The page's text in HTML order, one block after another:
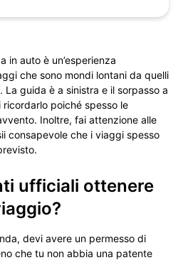
in auto è un’esperienza
che sono mondi lontani da quelli
La guida è a sinistra e il sorpasso a
poiché spesso le
Inoltre, fai attenzione alle
consapevole che i viaggi spesso
ufficiali ottenere
devi avere un permesso di
che tu non abbia una patente